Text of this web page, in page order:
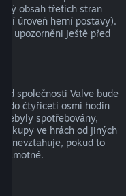
obsah třetích stran
úroveň herní postavy).
upozorněni ještě před
od společnosti Valve bude
do čtyřiceti osmi hodin
nebyly spotřebovány,
ve hrách od jiných
nevztahuje, pokud to
samotné.